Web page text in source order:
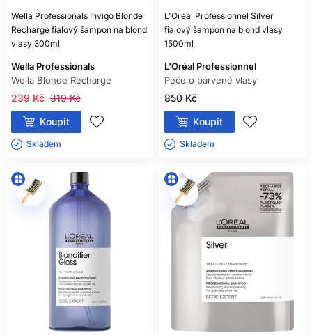
Wella Professionals Invigo Blonde
Recharge fialový šampon na blond
vlasy 300ml
Wella Professionals
Wella Blonde Recharge
319 Kč
239 Kč
Koupit
Skladem ㅤ
L'Oréal Professionnel Silver
fialový šampon na blond vlasy
1500ml
L'Oréal Professionnel
Péče o barvené vlasy
850 Kč
Koupit
Skladem ㅤ